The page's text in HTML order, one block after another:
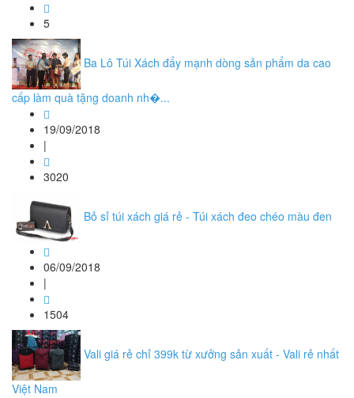
5
Ba Lô Túi Xách đẩy mạnh dòng sản phẩm da cao
cấp làm quà tặng doanh nh�...
19/09/2018
|
3020
Bỏ sỉ túi xách giá rẻ - Túi xách đeo chéo màu đen
06/09/2018
|
1504
Vali giá rẻ chỉ 399k từ xưởng sản xuất - Vali rẻ nhất
Việt Nam